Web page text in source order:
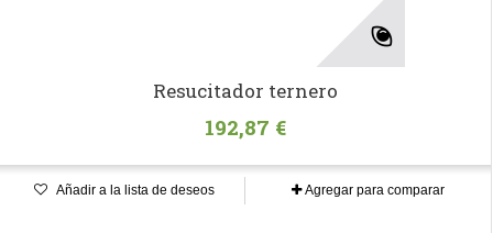
Resucitador ternero
192,87 €
Añadir a la lista de deseos Agregar para comparar